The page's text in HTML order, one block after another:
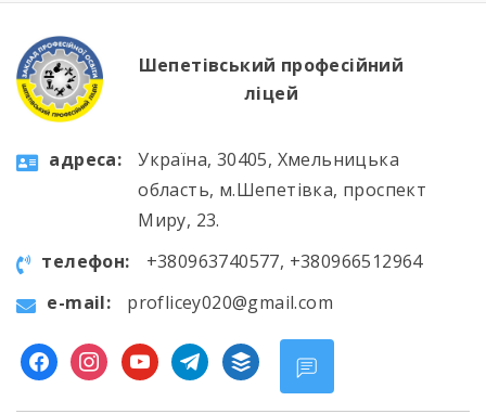
Шепетівський професійний
ліцей
aдресa:
Україна, 30405, Хмельницька
область, м.Шепетівка, проспект
Миру, 23.
телефон:
+380963740577, +380966512964
e-mail:
proflicey020@gmail.com
facebookinstagramyoutubetelegram
buffer